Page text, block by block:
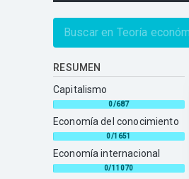
RESUMEN
Capitalismo
0/687
Economía del conocimiento
0/1651
Economía internacional
0/11070